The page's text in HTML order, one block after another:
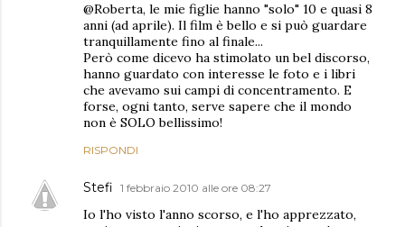
@Roberta, le mie figlie hanno "solo" 10 e quasi 8
anni (ad aprile). Il film è bello e si può guardare
tranquillamente fino al finale...
Però come dicevo ha stimolato un bel discorso,
hanno guardato con interesse le foto e i libri
che avevamo sui campi di concentramento. E
forse, ogni tanto, serve sapere che il mondo
non è SOLO bellissimo!
RISPONDI
Stefi 1 febbraio 2010 alle ore 08:27
Io l'ho visto l'anno scorso, e l'ho apprezzato,